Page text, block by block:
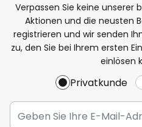
Verpassen Sie keine unserer
Aktionen und die neusten
registrieren und wir senden
zu, den Sie bei Ihrem ersten
einlösen
Privatkunde